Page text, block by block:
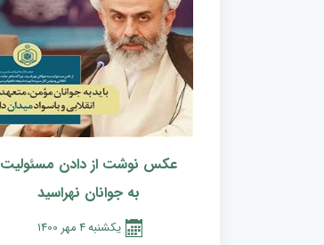
عکس نوشت از دادن مسئولیت
به جوانان نهراسید
يكشنبه4مهر 1400